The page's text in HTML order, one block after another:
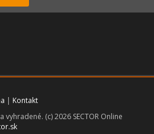
| Kontakt
vyhradené. (c) 2026 SECTOR Online